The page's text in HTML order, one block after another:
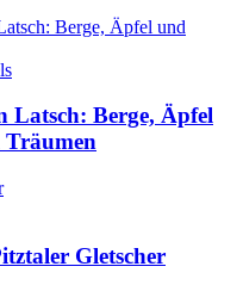
Latsch: Berge, Äpfel
Gletscher